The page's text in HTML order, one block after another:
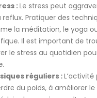
:Le stress peut
Pratiquer des
la méditation, le yoga
Il est important de
le stress au quotidien
réguliers :
du poids, à améliorer